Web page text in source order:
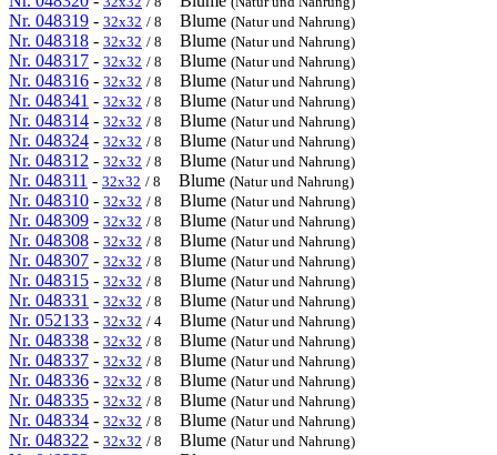
Nr. 048319 - 32x32 / 8 Blume (Natur und Nahrung)
Nr. 048318 - 32x32 / 8 Blume (Natur und Nahrung)
Nr. 048317 - 32x32 / 8 Blume (Natur und Nahrung)
Nr. 048316 - 32x32 / 8 Blume (Natur und Nahrung)
Nr. 048341 - 32x32 / 8 Blume (Natur und Nahrung)
Nr. 048314 - 32x32 / 8 Blume (Natur und Nahrung)
Nr. 048324 - 32x32 / 8 Blume (Natur und Nahrung)
Nr. 048312 - 32x32 / 8 Blume (Natur und Nahrung)
Nr. 048311 - 32x32 / 8 Blume (Natur und Nahrung)
Nr. 048310 - 32x32 / 8 Blume (Natur und Nahrung)
Nr. 048309 - 32x32 / 8 Blume (Natur und Nahrung)
Nr. 048308 - 32x32 / 8 Blume (Natur und Nahrung)
Nr. 048307 - 32x32 / 8 Blume (Natur und Nahrung)
Nr. 048315 - 32x32 / 8 Blume (Natur und Nahrung)
Nr. 048331 - 32x32 / 8 Blume (Natur und Nahrung)
Nr. 052133 - 32x32 / 4 Blume (Natur und Nahrung)
Nr. 048338 - 32x32 / 8 Blume (Natur und Nahrung)
Nr. 048337 - 32x32 / 8 Blume (Natur und Nahrung)
Nr. 048336 - 32x32 / 8 Blume (Natur und Nahrung)
Nr. 048335 - 32x32 / 8 Blume (Natur und Nahrung)
Nr. 048334 - 32x32 / 8 Blume (Natur und Nahrung)
Nr. 048322 - 32x32 / 8 Blume (Natur und Nahrung)